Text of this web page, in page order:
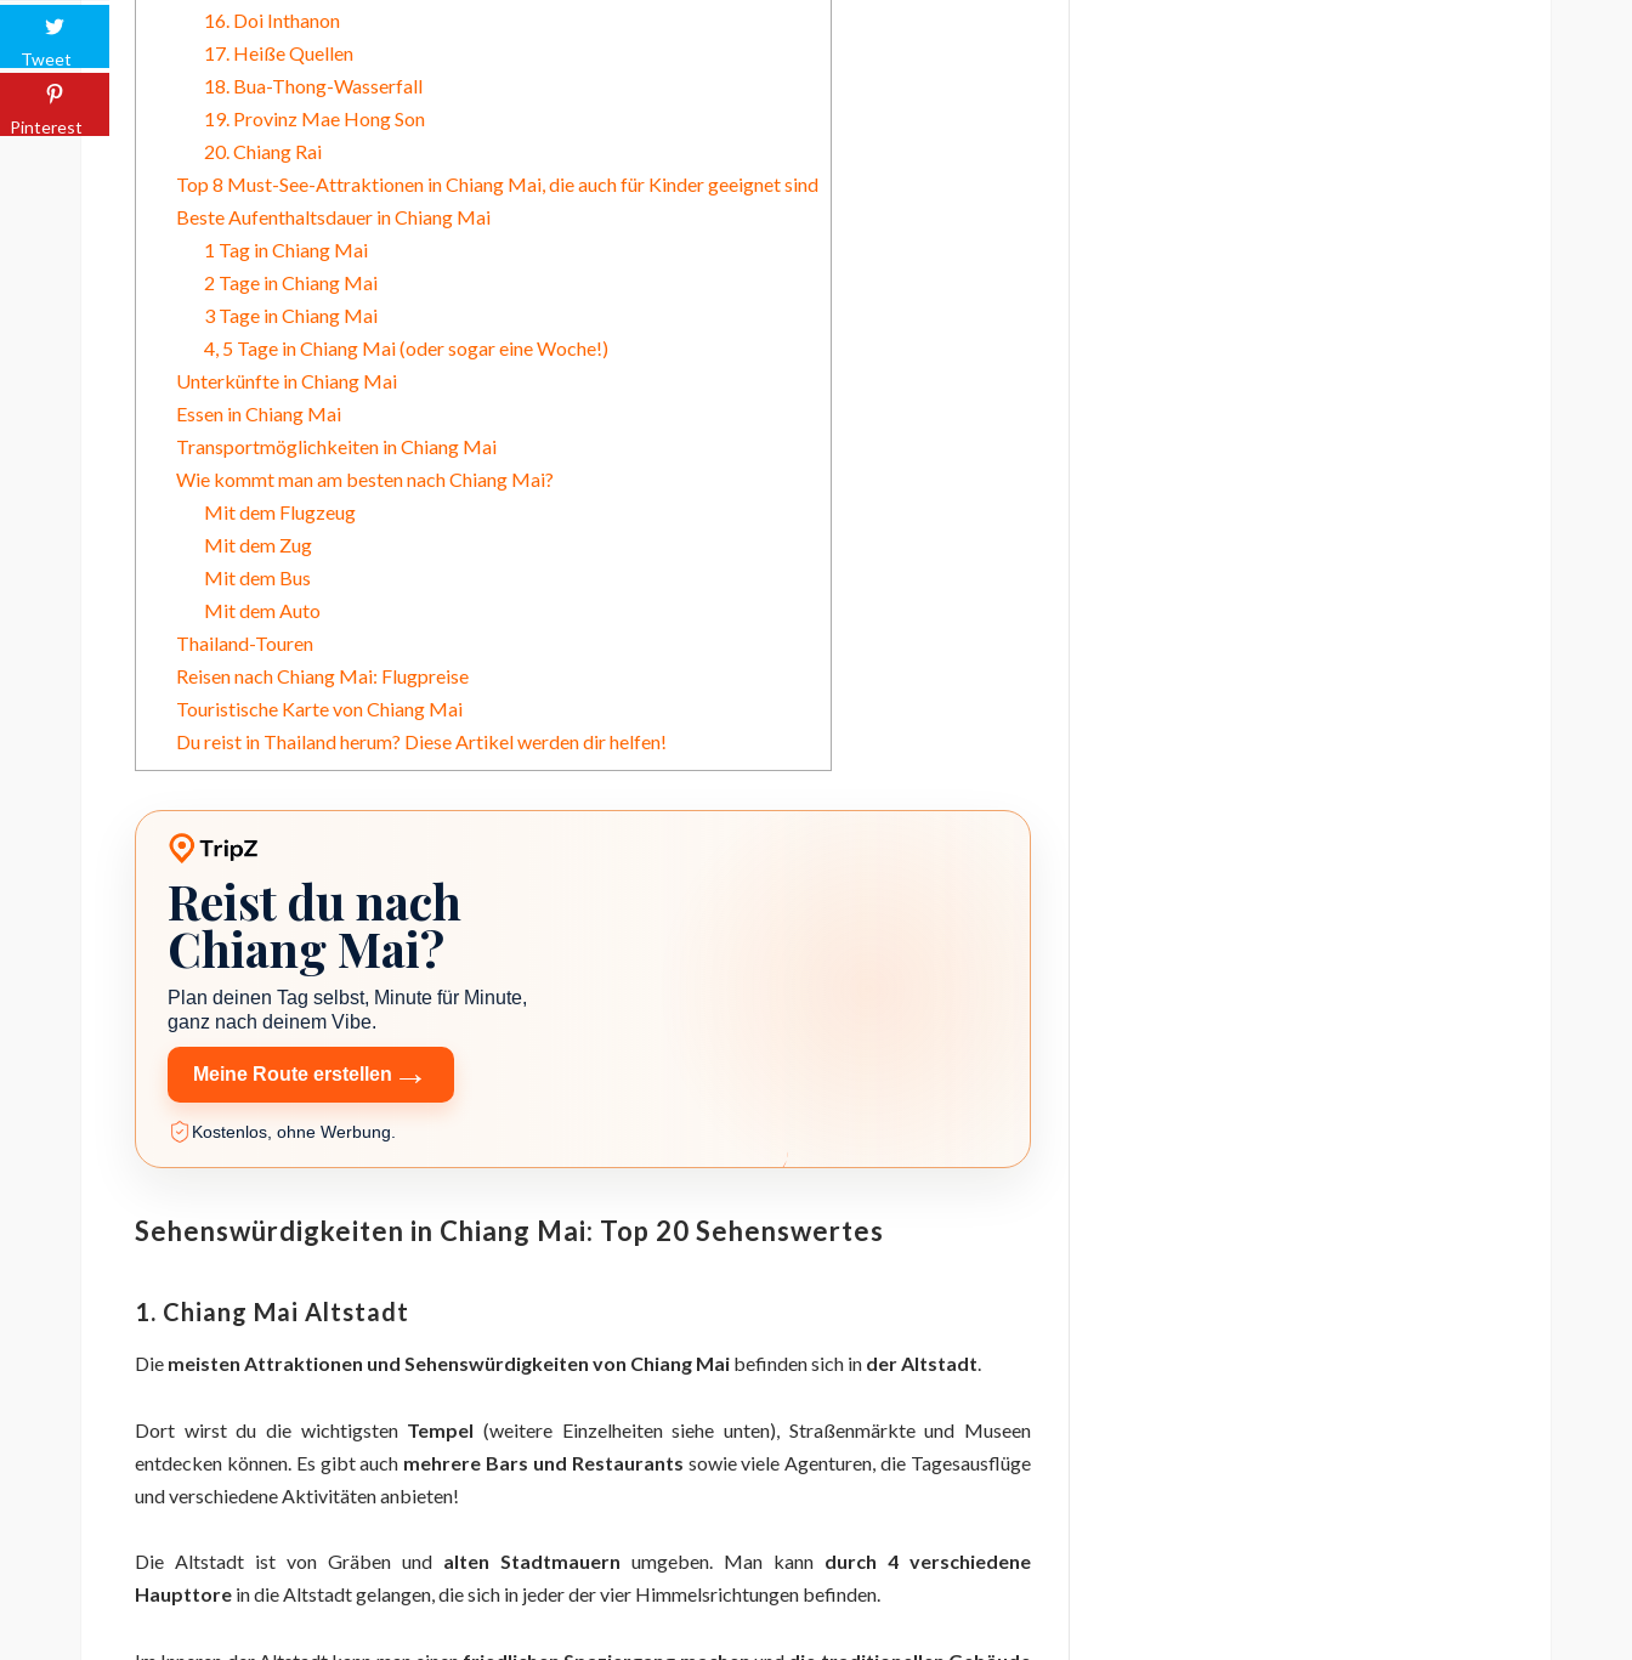
16. Doi Inthanon
17. Heiße Quellen
18. Bua-Thong-Wasserfall
19. Provinz Mae Hong Son
20. Chiang Rai
Top 8 Must-See-Attraktionen in Chiang Mai, die auch für Kinder geeignet sind
Beste Aufenthaltsdauer in Chiang Mai
1 Tag in Chiang Mai
2 Tage in Chiang Mai
3 Tage in Chiang Mai
4, 5 Tage in Chiang Mai (oder sogar eine Woche!)
Unterkünfte in Chiang Mai
Essen in Chiang Mai
Transportmöglichkeiten in Chiang Mai
Wie kommt man am besten nach Chiang Mai?
Mit dem Flugzeug
Mit dem Zug
Mit dem Bus
Mit dem Auto
Thailand-Touren
Reisen nach Chiang Mai: Flugpreise
Touristische Karte von Chiang Mai
Du reist in Thailand herum? Diese Artikel werden dir helfen!
TripZ Reiseplaner
Reist du nach
Chiang Mai?
Plan deinen Tag selbst, Minute für Minute,
ganz nach deinem Vibe.
Meine Route erstellen →
Kostenlos, ohne Werbung.
Sehenswürdigkeiten in Chiang Mai: Top 20 Sehenswertes
1. Chiang Mai Altstadt
Die meisten Attraktionen und Sehenswürdigkeiten von Chiang Mai befinden sich in der Altstadt.
Dort wirst du die wichtigsten Tempel (weitere Einzelheiten siehe unten), Straßenmärkte und Museen
entdecken können. Es gibt auch mehrere Bars und Restaurants sowie viele Agenturen, die Tagesausflüge
und verschiedene Aktivitäten anbieten!
Die Altstadt ist von Gräben und alten Stadtmauern umgeben. Man kann durch 4 verschiedene
Haupttore in die Altstadt gelangen, die sich in jeder der vier Himmelsrichtungen befinden.
Tweet
Pinterest